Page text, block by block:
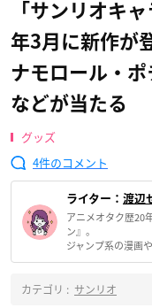
「サンリオキ
年3月に新作が
ナモロール・
などが当たる
グッズ
4
ライター： 渡辺
アニメオタク歴20
ン』。
ジャンプ系の漫画
カテゴリ : サンリオ